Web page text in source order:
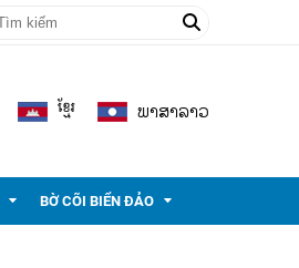
ខ្មែរ ພາ​ສາ​ລາວ
BỜ CÕI BIỂN ĐẢO